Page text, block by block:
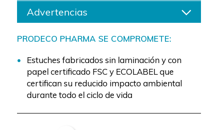
Advertencias
PRODECO PHARMA SE COMPROMETE:
Estuches fabricados sin laminación y con
papel certificado FSC y ECOLABEL que
certifican su reducido impacto ambiental
durante todo el ciclo de vida